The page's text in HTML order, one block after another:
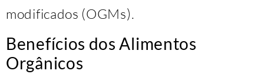
modificados (OGMs).
Benefícios dos Alimentos
Orgânicos